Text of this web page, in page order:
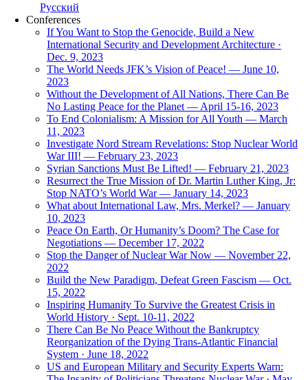
Русский
Conferences
If You Want to Stop the Genocide, Build a New
International Security and Development Architecture ·
Dec. 9, 2023
The World Needs JFK’s Vision of Peace! — June 10,
2023
Without the Development of All Nations, There Can Be
No Lasting Peace for the Planet — April 15-16, 2023
To End Colonialism: A Mission for All Youth — March
11, 2023
Investigate Nord Stream Revelations: Stop Nuclear World
War III! — February 23, 2023
Syrian Sanctions Must Be Lifted! — February 21, 2023
Resurrect the True Mission of Dr. Martin Luther King, Jr:
Stop NATO’s World War — January 14, 2023
What about International Law, Mrs. Merkel? — January
10, 2023
Peace On Earth, Or Humanity’s Doom? The Case for
Negotiations — December 17, 2022
Stop the Danger of Nuclear War Now — November 22,
2022
Build the New Paradigm, Defeat Green Fascism — Oct.
15, 2022
Inspiring Humanity To Survive the Greatest Crisis in
World History · Sept. 10-11, 2022
There Can Be No Peace Without the Bankruptcy
Reorganization of the Dying Trans-Atlantic Financial
System · June 18, 2022
US and European Military and Security Experts Warn: